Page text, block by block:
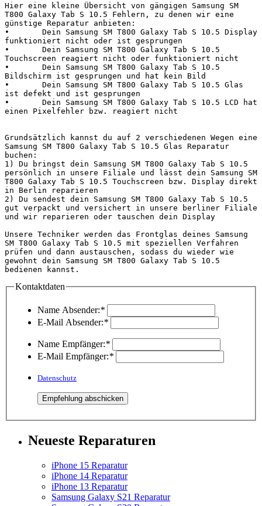
Hier eine kleine Übersicht von gängigen Samsung SM
T800 Galaxy Tab S 10.5 Fehlern, zu denen wir eine
günstige Reparatur anbieten:
•	Dein Samsung SM T800 Galaxy Tab S 10.5 Display
funktioniert nicht oder ist gesprungen
•	Dein Samsung SM T800 Galaxy Tab S 10.5
Touchscreen reagiert nicht oder funktioniert nicht
•	Dein Samsung SM T800 Galaxy Tab S 10.5
Bildschirm ist gesprungen und hat kein Bild
•	Dein Samsung SM T800 Galaxy Tab S 10.5 Glas
ist defekt und ist gesprungen
•	Dein Samsung SM T800 Galaxy Tab S 10.5 LCD hat
einen Pixelfehler bzw. reagiert nicht
Grundsätzlich kannst du auf 2 verschiedenen Wegen eine
Samsung SM T800 Galaxy Tab S 10.5 Glas Reparatur
buchen:
1) Du bringst dein Samsung SM T800 Galaxy Tab S 10.5
persönlich in unsere Filiale und lässt dein Samsung SM
T800 Galaxy Tab S 10.5 Touchscreen bzw. Display direkt
in Berlin reparieren
2) Du sendest dein Samsung SM T800 Galaxy Tab S 10.5
gut verpackt und versichert in unsere berliner Filiale
und wir reparieren oder tauschen dein Display
Unsere Techniker werden das Frontglas deines Samsung
SM T800 Galaxy Tab S 10.5 mit speziellen Verfahren
prüfen und dann austauschen, sodass du wieder wie
gewohnt dein Samsung SM T800 Galaxy Tab S 10.5
Kontaktdaten
Name Absender:*
E-Mail Absender:*
Name Empfänger:*
E-Mail Empfänger:*
Datenschutz
Neueste Reparaturen
iPhone 15 Reparatur
iPhone 14 Reparatur
iPhone 13 Reparatur
Samsung Galaxy S21 Reparatur